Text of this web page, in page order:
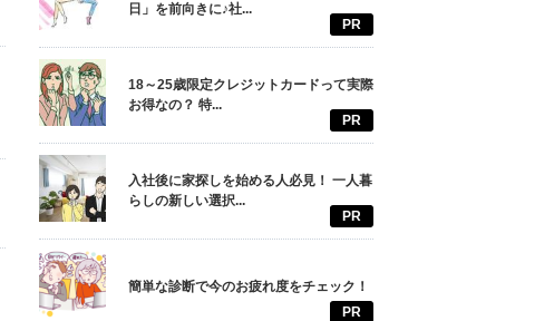
日」を前向きに♪社...
PR
18～25歳限定クレジットカードって実際
お得なの？ 特...
PR
入社後に家探しを始める人必見！ 一人暮
らしの新しい選択...
PR
簡単な診断で今のお疲れ度をチェック！
PR